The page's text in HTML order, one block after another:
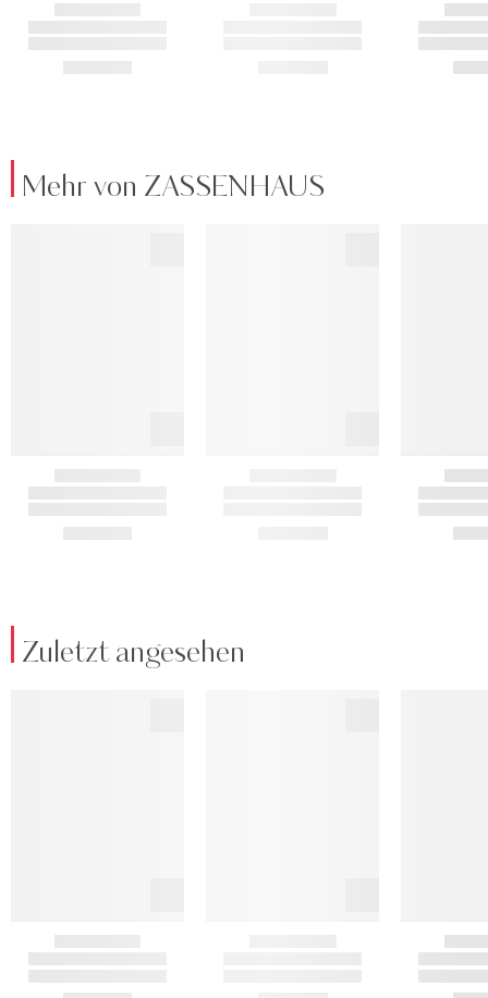
Mehr von ZASSENHAUS
Zuletzt angesehen